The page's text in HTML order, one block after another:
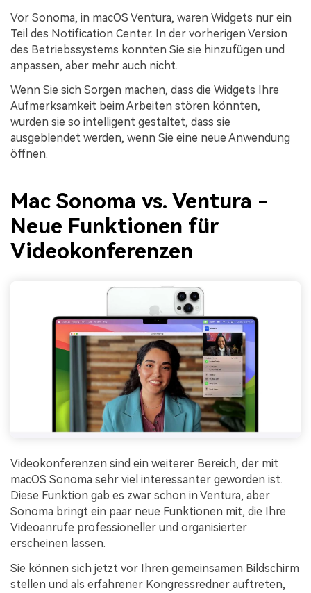
Vor Sonoma, in macOS Ventura, waren Widgets nur ein
Teil des Notification Center. In der vorherigen Version
des Betriebssystems konnten Sie sie hinzufügen und
anpassen, aber mehr auch nicht.
Wenn Sie sich Sorgen machen, dass die Widgets Ihre
Aufmerksamkeit beim Arbeiten stören könnten,
wurden sie so intelligent gestaltet, dass sie
ausgeblendet werden, wenn Sie eine neue Anwendung
öffnen.
Mac Sonoma vs. Ventura -
Neue Funktionen für
Videokonferenzen
Videokonferenzen sind ein weiterer Bereich, der mit
macOS Sonoma sehr viel interessanter geworden ist.
Diese Funktion gab es zwar schon in Ventura, aber
Sonoma bringt ein paar neue Funktionen mit, die Ihre
Videoanrufe professioneller und organisierter
erscheinen lassen.
Sie können sich jetzt vor Ihren gemeinsamen Bildschirm
stellen und als erfahrener Kongressredner auftreten,